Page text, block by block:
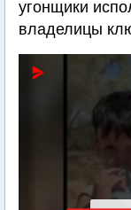
угонщики
владелицы